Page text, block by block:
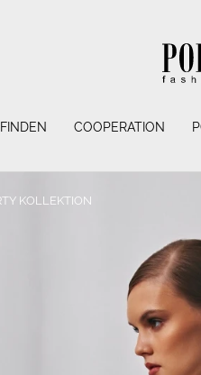
COOPERATION
KOLLEKTION